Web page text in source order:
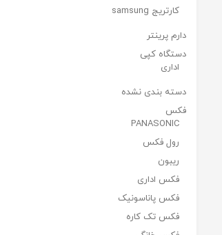
کارتریج samsung
دارم پرینتر
دستگاه کپی
اداری
دسته بندی نشده
فکس
PANASONIC
رول فکس
ریبون
فکس اداری
فکس پاناسونیک
فکس تک کاره